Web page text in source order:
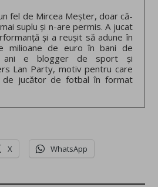
fel de Mircea Meșter, doar că-
suplu și n-are permis. A jucat
și a reușit să adune în
milioane de euro în bani de
ani e blogger de sport și
Lan Party, motiv pentru care
de jucător de fotbal în format
X WhatsApp